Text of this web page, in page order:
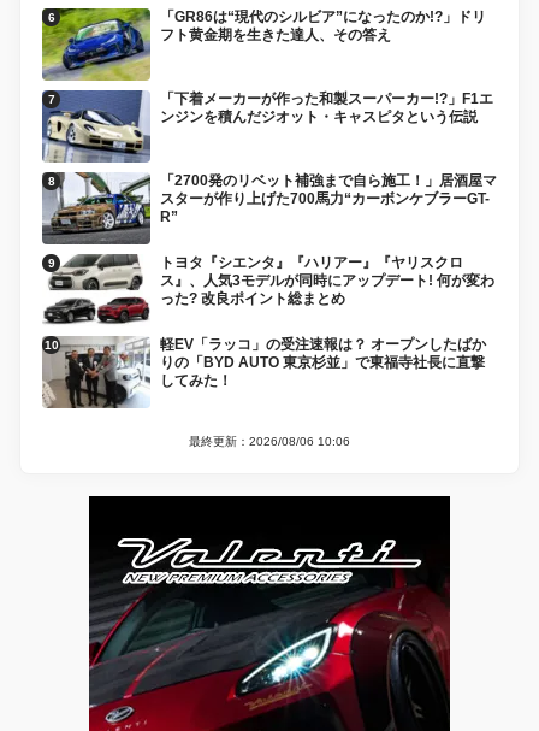
「GR86は“現代のシルビア”になったのか!?」ドリ
フト黄金期を生きた達人、その答え
「下着メーカーが作った和製スーパーカー!?」F1エ
ンジンを積んだジオット・キャスピタという伝説
「2700発のリベット補強まで自ら施工！」居酒屋マ
スターが作り上げた700馬力“カーボンケブラーGT-
R”
トヨタ『シエンタ』『ハリアー』『ヤリスクロ
ス』、人気3モデルが同時にアップデート! 何が変わ
った? 改良ポイント総まとめ
軽EV「ラッコ」の受注速報は？ オープンしたばか
りの「BYD AUTO 東京杉並」で東福寺社長に直撃
してみた！
最終更新：2026/08/06 10:06